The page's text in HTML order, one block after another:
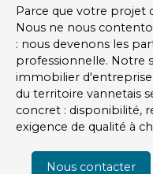
Parce que votre projet
Nous ne nous
: nous devenons les
professionnelle. Notre
immobilier
du territoire vannetais
concret : disponibilité,
exigence de qualité à
Nous contacter